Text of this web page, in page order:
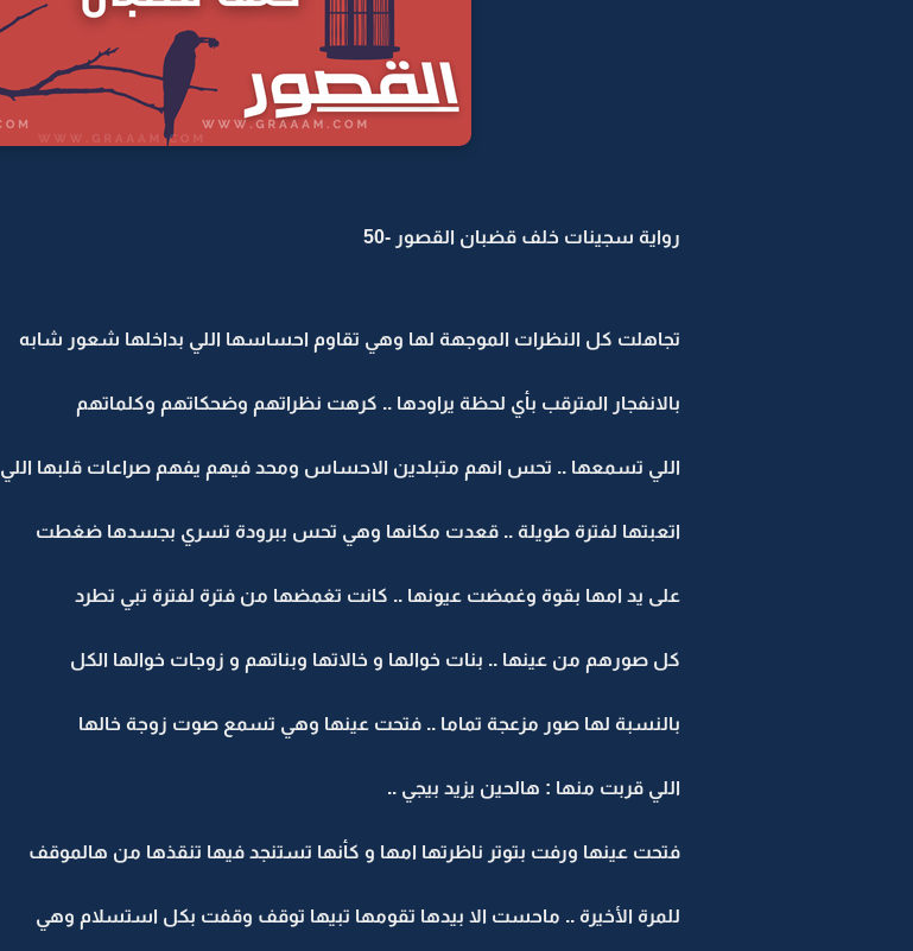
رواية سجينات خلف قضبان القصور -50
تجاهلت كل النظرات الموجهة لها وهي تقاوم احساسها اللي بداخلها شعور شابه
بالانفجار المترقب بأي لحظة يراودها .. كرهت نظراتهم وضحكاتهم وكلماتهم
اللي تسمعها .. تحس انهم متبلدين الاحساس ومحد فيهم يفهم صراعات قلبها اللي
اتعبتها لفترة طويلة .. قعدت مكانها وهي تحس ببرودة تسري بجسدها ضغطت
على يد امها بقوة وغمضت عيونها .. كانت تغمضها من فترة لفترة تبي تطرد
كل صورهم من عينها .. بنات خوالها و خالاتها وبناتهم و زوجات خوالها الكل
بالنسبة لها صور مزعجة تماما .. فتحت عينها وهي تسمع صوت زوجة خالها
اللي قربت منها : هالحين يزيد بيجي ..
فتحت عينها ورفت بتوتر ناظرتها امها و كأنها تستنجد فيها تنقذها من هالموقف
للمرة الأخيرة .. ماحست الا بيدها تقومها تبيها توقف وقفت بكل استسلام وهي